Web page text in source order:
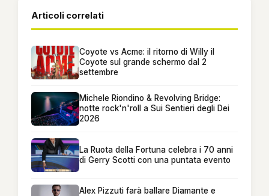
Articoli correlati
Coyote vs Acme: il ritorno di Willy il
Coyote sul grande schermo dal 2
settembre
Michele Riondino & Revolving Bridge:
notte rock'n'roll a Sui Sentieri degli Dei
2026
La Ruota della Fortuna celebra i 70 anni
di Gerry Scotti con una puntata evento
Alex Pizzuti farà ballare Diamante e